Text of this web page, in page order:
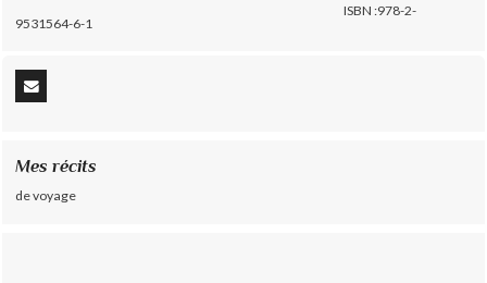
ISBN :978-2-
9531564-6-1
Mes récits
de voyage